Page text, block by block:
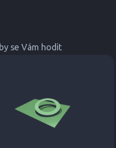
se Vám hodit